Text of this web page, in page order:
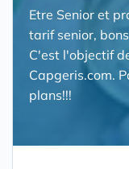
Etre Senior et
tarif senior,
C'est l'objectif
Capgeris.com.
plans!!!